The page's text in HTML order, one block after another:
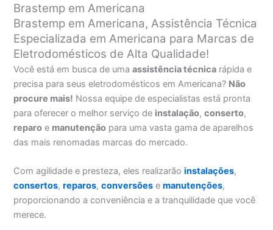
Brastemp em Americana
Brastemp em Americana, Assistência Técnica
Especializada em Americana para Marcas de
Eletrodomésticos de Alta Qualidade!
Você está em busca de umaassistência técnica rápida e
precisa para seus eletrodomésticos em Americana? Não
procure mais! Nossa equipe de especialistas está pronta
para oferecer o melhor serviço de instalação,conserto,
reparo e manutenção para uma vasta gama de aparelhos
das mais renomadas marcas do mercado.
Com agilidade e presteza, eles realizarãoinstalações,
consertos,reparos,conversões emanutenções,
proporcionando a conveniência e a tranquilidade que você
merece.